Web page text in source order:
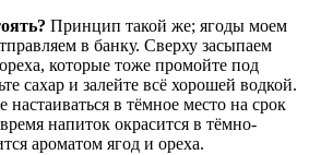
Принцип такой же; ягоды моем
в банку. Сверху засыпаем
которые тоже промойте под
сахар и залейте всё хорошей водкой.
настаиваться в тёмное место на срок
напиток окрасится в тёмно-
ароматом ягод и ореха.